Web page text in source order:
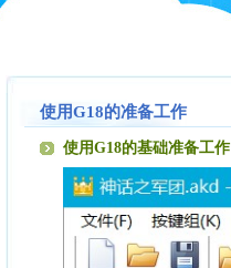
使用G18的准备工作
使用G18的基础准备工作